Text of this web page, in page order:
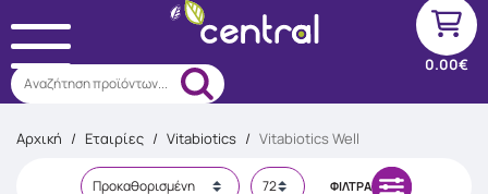
Αναζήτηση προϊόντων...
0.00€
Αρχική / Εταιρίες / Vitabiotics / Vitabiotics Well
ΦΊΛΤΡΑ